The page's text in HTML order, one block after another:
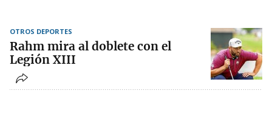
OTROS DEPORTES
Rahm mira al doblete con el
Legión XIII